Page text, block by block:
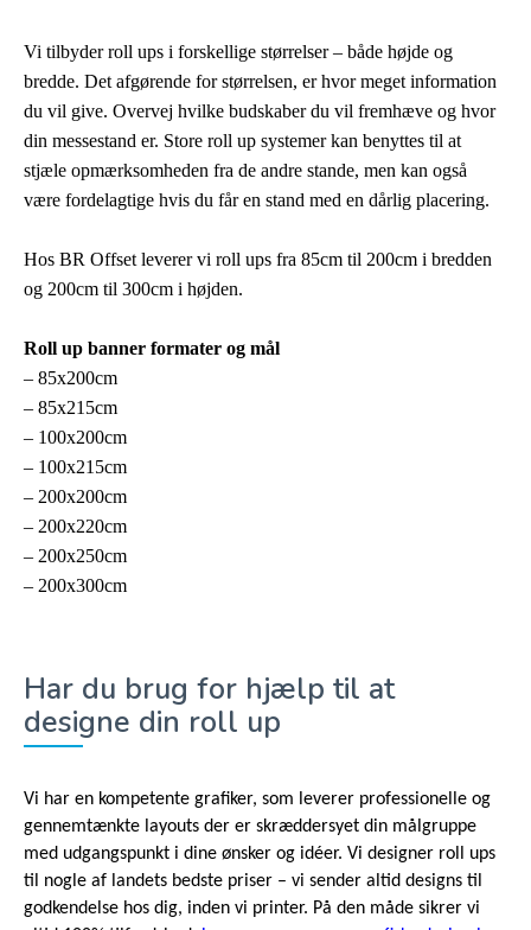
Vi tilbyder roll ups i forskellige størrelser – både højde og
bredde. Det afgørende for størrelsen, er hvor meget information
du vil give. Overvej hvilke budskaber du vil fremhæve og hvor
din messestand er. Store roll up systemer kan benyttes til at
stjæle opmærksomheden fra de andre stande, men kan også
være fordelagtige hvis du får en stand med en dårlig placering.
Hos BR Offset leverer vi roll ups fra 85cm til 200cm i bredden
og 200cm til 300cm i højden.
Roll up banner formater og mål
– 85x200cm
– 85x215cm
– 100x200cm
– 100x215cm
– 200x200cm
– 200x220cm
– 200x250cm
– 200x300cm
Har du brug for hjælp til at
designe din roll up
Vi har en kompetente grafiker, som leverer professionelle og
gennemtænkte layouts der er skræddersyet din målgruppe
med udgangspunkt i dine ønsker og idéer. Vi designer roll ups
til nogle af landets bedste priser – vi sender altid designs til
godkendelse hos dig, inden vi printer. På den måde sikrer vi